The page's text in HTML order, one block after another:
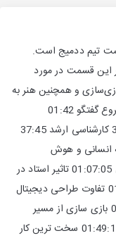
تیم ددمیج است.
این قسمت در مورد
و همچنین هنر به
صورت کلی صحبت می‌کنیم.موضوعات:00:00 شروع گفتگو 01:42
گذشته 15:41 معماری 28:10 هنر شهودی 35:30 کارشناسی ارشد 37:45
آموزش نوین 49:12 جرقه انسانی و هوش
مصنوعی 58:45 تغییر مسیر از معماری به نقاشی 01:07:05 تاثیر استاد در
یادگیری 01:13:01 شروع دیجیتال آرت 01:15:59 تفاوت طراحی دیجیتال
با سنتی 01:24:38 ورود به بازی سازی 01:38:22 بازی سازی از مسیر
مهندسی 01:43:00 علاقه به کار در بازی سازی 01:49:13 سخت ترین کار